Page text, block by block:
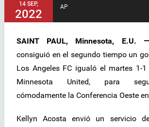
14 SEP,
2022
AP
SAINT PAUL, Minnesota, E.U.
consiguió en el segundo tiempo un
Los Angeles FC igualó el martes 1-
Minnesota United, para
cómodamente la Conferencia Oeste
Kellyn Acosta envió un servicio